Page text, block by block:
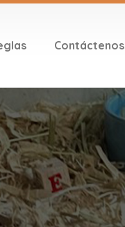
Contáctenos